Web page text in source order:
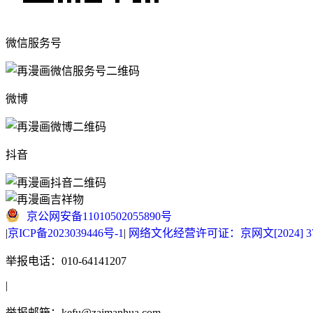
微信服务号
微博
抖音
京公网安备11010502055890号
|京ICP备2023039446号-1 | 网络文化经营许可证：京网文[2024]
举报电话：010-64141207
|